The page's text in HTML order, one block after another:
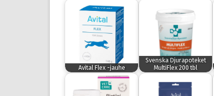
Avital Flex -jauhe
Svenska Djurapoteket
MultiFlex 200 tbl